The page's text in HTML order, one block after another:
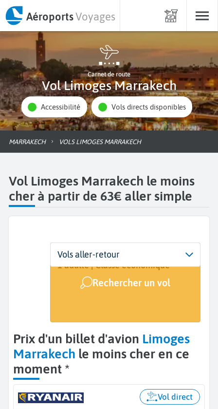
AéroportsVoyages
Carnet de route
Vol Limoges Marrakech
Accessibilité Vols directs disponibles
MARRAKECH VOLS LIMOGES MARRAKECH
Vol Limoges Marrakech le moins
cher à partir de 63€ aller simple
Départ
Limoges (LIG)
Dates
9 sept. - 16 sept.
Voyageurs | Classe
1 adulte | Classe économique
Rechercher un vol
Vols aller-retour
Prix d'un billet d'avion Limoges
Marrakech le moins cher en ce
moment *
Vol direct